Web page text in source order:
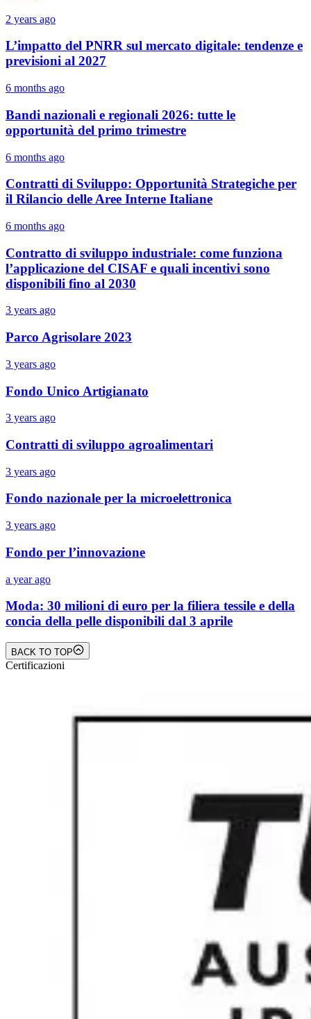
2 years ago
L’impatto del PNRR sul mercato digitale: tendenze e
previsioni al 2027
6 months ago
Bandi nazionali e regionali 2026: tutte le
opportunità del primo trimestre
6 months ago
Contratti di Sviluppo: Opportunità Strategiche per
il Rilancio delle Aree Interne Italiane
6 months ago
Contratto di sviluppo industriale: come funziona
l’applicazione del CISAF e quali incentivi sono
disponibili fino al 2030
3 years ago
Parco Agrisolare 2023
3 years ago
Fondo Unico Artigianato
3 years ago
Contratti di sviluppo agroalimentari
3 years ago
Fondo nazionale per la microelettronica
3 years ago
Fondo per l’innovazione
a year ago
Moda: 30 milioni di euro per la filiera tessile e della
concia della pelle disponibili dal 3 aprile
BACK TO TOP
Certificazioni